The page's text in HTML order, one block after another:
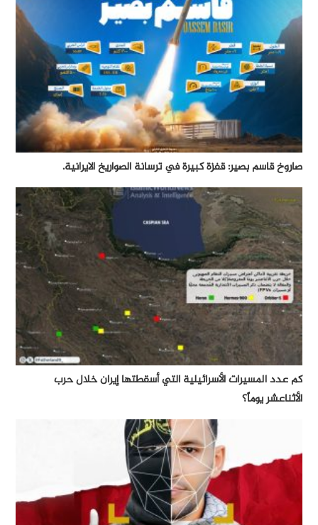
صاروخ قاسم بصير: قفزة كبيرة في ترسانة الصواريخ الايرانية.
كم عدد المسيرات الأسرائيلية التي أسقطتها إيران خلال حرب
الأثناعشر يوماً؟